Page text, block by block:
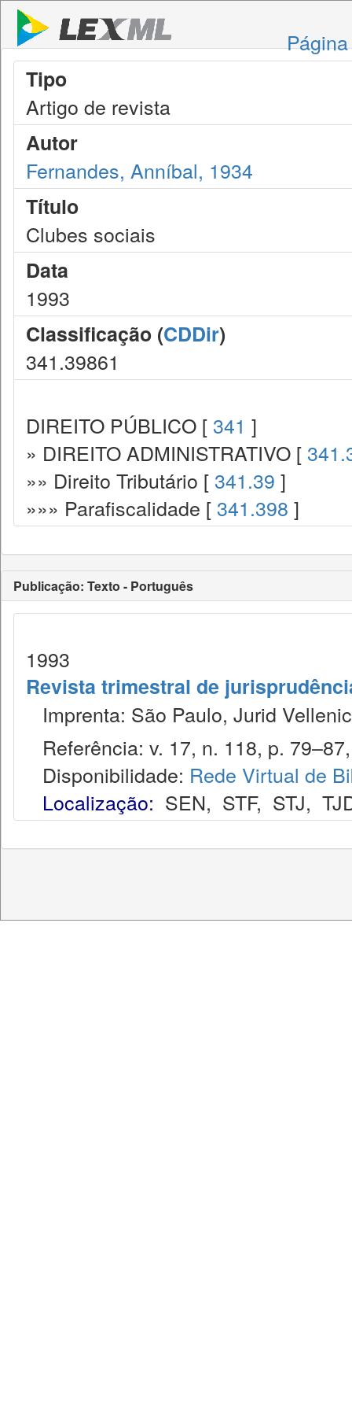
Tipo
Artigo de revista
Autor
Fernandes, Anníbal, 1934
Título
Clubes sociais
Data
1993
Classificação (CDDir)
341.39861
DIREITO PÚBLICO [ 341 ]
» DIREITO ADMINISTRATIVO [
»» Direito Tributário [ 341.39 ]
»»» Parafiscalidade [ 341.398 ]
Publicação: Texto - Português
1993
Revista trimestral de
Imprenta: São Paulo, Jurid
Referência: v. 17, n. 118, p.
Disponibilidade: Rede Virtual de
Localização: SEN, STF, STJ,